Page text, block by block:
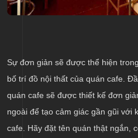
Sự đơn giản sẽ được thể hiện
bố trí đồ nội thất của quán cafe.
quán cafe sẽ được thiết kế đơn
ngoài để tạo cảm giác gần gũi với
cafe. Hãy đặt tên quán thật ngắn,